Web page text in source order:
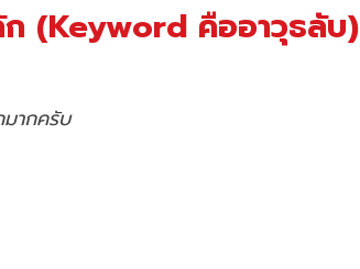
(Keyword คืออาวุธลับ)
ากครับ